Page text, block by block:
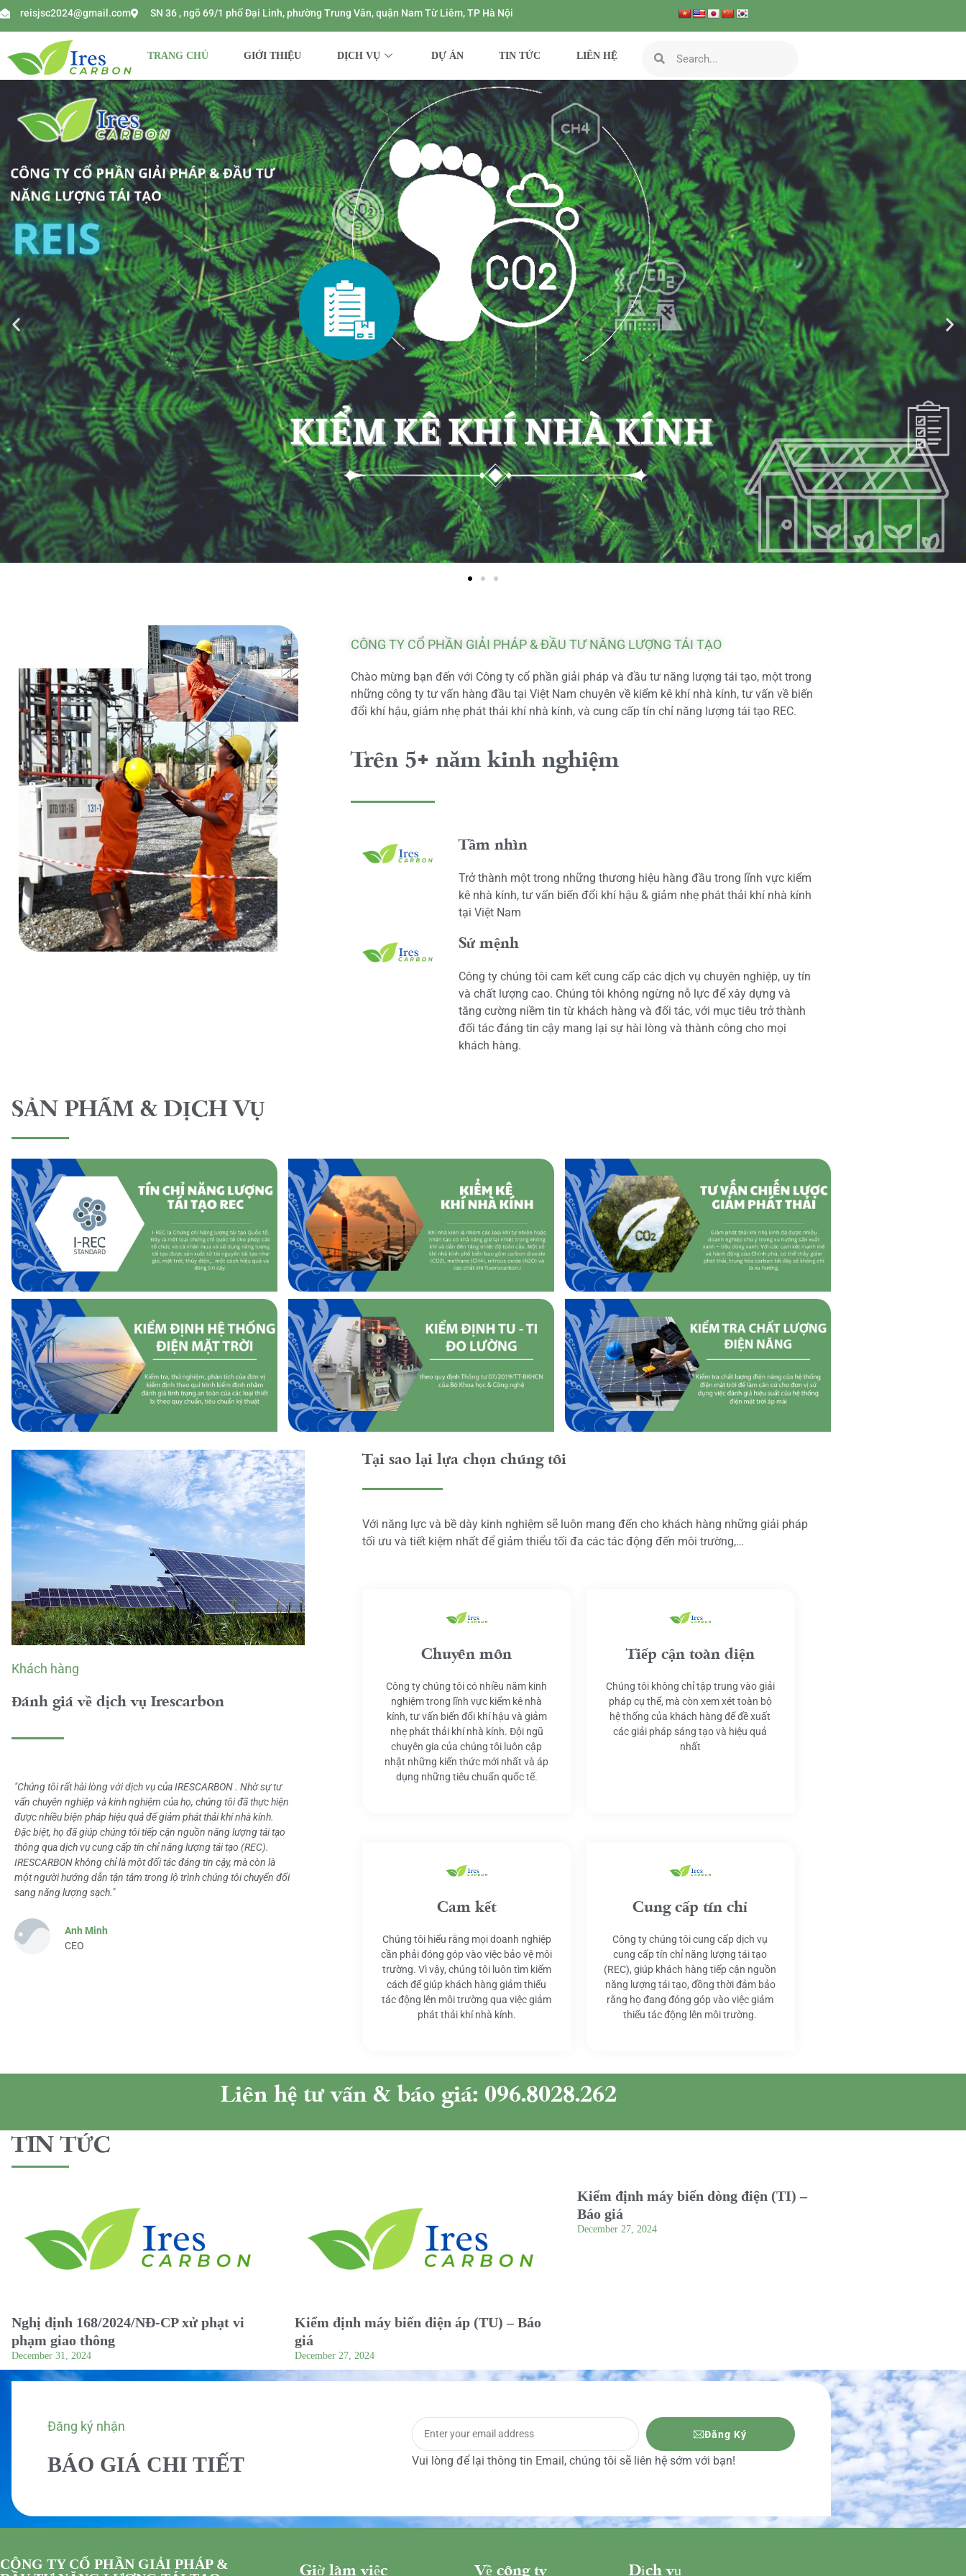
reisjsc2024@gmail.com SN 36 , ngõ 69/1 phố Đại Linh, phường Trung Văn, quận Nam Từ Liêm, TP Hà Nội
TRANG CHỦ GIỚI THIỆU DỊCH VỤ DỰ ÁN TIN TỨC LIÊN HỆ
CÔNG TY CỔ PHẦN GIẢI PHÁP & ĐẦU TƯ NĂNG LƯỢNG TÁI TẠO
Chào mừng bạn đến với Công ty cổ phần giải pháp và đầu tư năng lượng tái tạo, một trong
những công ty tư vấn hàng đầu tại Việt Nam chuyên về kiểm kê khí nhà kính, tư vấn về biến
đổi khí hậu, giảm nhẹ phát thải khí nhà kính, và cung cấp tín chỉ năng lượng tái tạo REC.
Trên 5+ năm kinh nghiệm
Tầm nhìn
Trở thành một trong những thương hiệu hàng đầu trong lĩnh vực kiểm
kê nhà kính, tư vấn biến đổi khí hậu & giảm nhẹ phát thải khí nhà kính
tại Việt Nam
Sứ mệnh
Công ty chúng tôi cam kết cung cấp các dịch vụ chuyên nghiệp, uy tín
và chất lượng cao. Chúng tôi không ngừng nỗ lực để xây dựng và
tăng cường niềm tin từ khách hàng và đối tác, với mục tiêu trở thành
đối tác đáng tin cậy mang lại sự hài lòng và thành công cho mọi
khách hàng.
SẢN PHẨM & DỊCH VỤ
Khách hàng
Đánh giá về dịch vụ Irescarbon
"Chúng tôi rất hài lòng với dịch vụ của IRESCARBON . Nhờ sự tư
vấn chuyên nghiệp và kinh nghiệm của họ, chúng tôi đã thực hiện
được nhiều biện pháp hiệu quả để giảm phát thải khí nhà kính.
Đặc biệt, họ đã giúp chúng tôi tiếp cận nguồn năng lượng tái tạo
thông qua dịch vụ cung cấp tín chỉ năng lượng tái tạo (REC).
IRESCARBON không chỉ là một đối tác đáng tin cậy, mà còn là
một người hướng dẫn tận tâm trong lộ trình chúng tôi chuyển đổi
sang năng lượng sạch."
Anh Minh
CEO
Tại sao lại lựa chọn chúng tôi
Với năng lực và bề dày kinh nghiệm sẽ luôn mang đến cho khách hàng những giải pháp
tối ưu và tiết kiệm nhất để giảm thiểu tối đa các tác động đến môi trường,…
Chuyên môn
Công ty chúng tôi có nhiều năm kinh
nghiệm trong lĩnh vực kiểm kê nhà
kính, tư vấn biến đổi khí hậu và giảm
nhẹ phát thải khí nhà kính. Đội ngũ
chuyên gia của chúng tôi luôn cập
nhật những kiến thức mới nhất và áp
dụng những tiêu chuẩn quốc tế.
Tiếp cận toàn diện
Chúng tôi không chỉ tập trung vào giải
pháp cụ thể, mà còn xem xét toàn bộ
hệ thống của khách hàng để đề xuất
các giải pháp sáng tạo và hiệu quả
nhất
Cam kết
Chúng tôi hiểu rằng mọi doanh nghiệp
cần phải đóng góp vào việc bảo vệ môi
trường. Vì vậy, chúng tôi luôn tìm kiếm
cách để giúp khách hàng giảm thiểu
tác động lên môi trường qua việc giảm
phát thải khí nhà kính.
Cung cấp tín chỉ
Công ty chúng tôi cung cấp dịch vụ
cung cấp tín chỉ năng lượng tái tạo
(REC), giúp khách hàng tiếp cận nguồn
năng lượng tái tạo, đồng thời đảm bảo
rằng họ đang đóng góp vào việc giảm
thiểu tác động lên môi trường.
Liên hệ tư vấn & báo giá: 096.8028.262
TIN TỨC
Nghị định 168/2024/NĐ-CP xử phạt vi
phạm giao thông
December 31, 2024
Kiểm định máy biến điện áp (TU) – Báo
giá
December 27, 2024
Kiểm định máy biến dòng điện (TI) –
Báo giá
December 27, 2024
Đăng ký nhận
BÁO GIÁ CHI TIẾT
Đăng Ký
Vui lòng để lại thông tin Email, chúng tôi sẽ liên hệ sớm với bạn!
CÔNG TY CỔ PHẦN GIẢI PHÁP &
Giờ làm việc Về công ty Dịch vụ